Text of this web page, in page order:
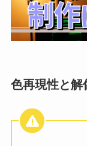
色再現性と解